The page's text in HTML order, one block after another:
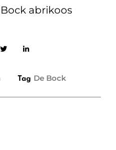
abrikoos
Tag De Bock